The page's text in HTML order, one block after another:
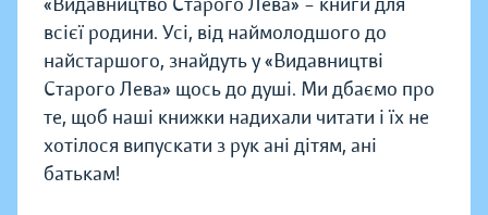
всієї родини. Усі, від наймолодшого до
найстаршого, знайдуть у «Видавництві
Старого Лева» щось до душі. Ми дбаємо про
те, щоб наші книжки надихали читати і їх не
хотілося випускати з рук ані дітям, ані
батькам!